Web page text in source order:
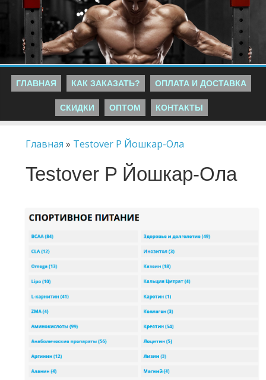
ГЛАВНАЯ КАК ЗАКАЗАТЬ? ОПЛАТА И ДОСТАВКА
СКИДКИ ОПТОМ КОНТАКТЫ
Главная » Testover P Йошкар-Ола
Testover P Йошкар-Ола